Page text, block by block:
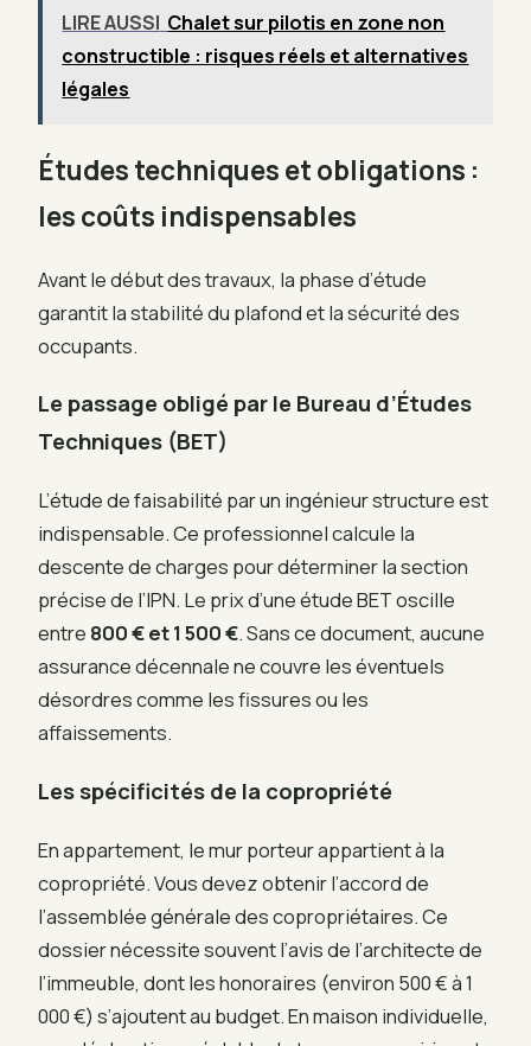
LIRE AUSSI Chalet sur pilotis en zone non
constructible : risques réels et alternatives
légales
Études techniques et obligations :
les coûts indispensables
Avant le début des travaux, la phase d’étude
garantit la stabilité du plafond et la sécurité des
occupants.
Le passage obligé par le Bureau d’Études
Techniques (BET)
L’étude de faisabilité par un ingénieur structure est
indispensable. Ce professionnel calcule la
descente de charges pour déterminer la section
précise de l’IPN. Le prix d’une étude BET oscille
entre 800 € et 1 500 €. Sans ce document, aucune
assurance décennale ne couvre les éventuels
désordres comme les fissures ou les
affaissements.
Les spécificités de la copropriété
En appartement, le mur porteur appartient à la
copropriété. Vous devez obtenir l’accord de
l’assemblée générale des copropriétaires. Ce
dossier nécessite souvent l’avis de l’architecte de
l’immeuble, dont les honoraires (environ 500 € à 1
000 €) s’ajoutent au budget. En maison individuelle,